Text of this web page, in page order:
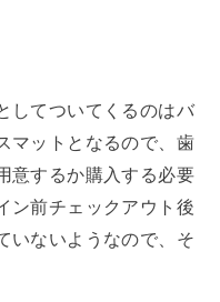
してついてくるのはバ
マットとなるので、歯
意するか購入する必要
ン前チェックアウト後
いないようなので、そ